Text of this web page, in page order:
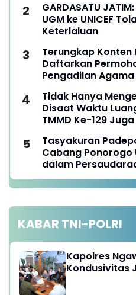
GARDASATU
UGM ke UNICEF
Keterlaluan
Terungkap Konten
Daftarkan
Pengadilan
Tidak Hanya
Disaat Waktu
TMMD Ke-129
Tasyakuran
Cabang Ponorogo
dalam
Keikhlasan dan
Tanggungjawab
KABAR TNI-POLRI
Kapolres
Kondusivitas